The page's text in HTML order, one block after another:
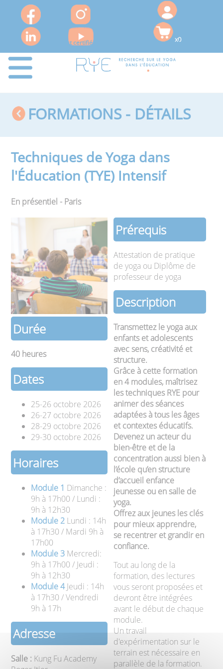
x0
Le RYE est certifié QUALIOPI pour ses actions de formation
FORMATIONS - DÉTAILS
Techniques de Yoga dans
l'Éducation (TYE) Intensif
En présentiel - Paris
Durée
40 heures
Dates
25-26 octobre 2026
26-27 octobre 2026
28-29 octobre 2026
29-30 octobre 2026
Horaires
Module 1 Dimanche :
9h à 17h00 / Lundi :
9h à 12h30
Module 2Lundi : 14h
à 17h30 / Mardi 9h à
17h00
Module 3Mercredi:
9h à 17h00 / Jeudi :
9h à 12h30
Module 4Jeudi : 14h
à 17h30 / Vendredi
9h à 17h
Adresse
Salle : Kung Fu Academy
Prérequis
Attestation de pratique
de yoga ou Diplôme de
professeur de yoga
Description
Transmettez le yoga aux
enfants et adolescents
avec sens, créativité et
structure.
Grâce à cette formation
en 4 modules, maîtrisez
les techniques RYE pour
animer des séances
adaptées à tous les âges
et contextes éducatifs.
Devenez un acteur du
bien-être et de la
concentration aussi bien à
l’école qu’en structure
d’accueil enfance
jeunesse ou en salle de
yoga.
Offrez aux jeunes les clés
pour mieux apprendre,
se recentrer et grandir en
confiance.
Tout au long de la
formation, des lectures
vous seront proposées et
devront être intégrées
avant le début de chaque
module.
Un travail
d'expérimentation sur le
terrain est nécessaire en
parallèle de la formation.